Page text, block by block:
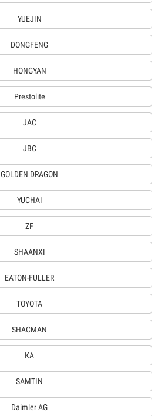
YUEJIN
DONGFENG
HONGYAN
Prestolite
JAC
JBC
GOLDEN DRAGON
YUCHAI
ZF
SHAANXI
EATON-FULLER
TOYOTA
SHACMAN
КА
SAMTIN
Daimler AG